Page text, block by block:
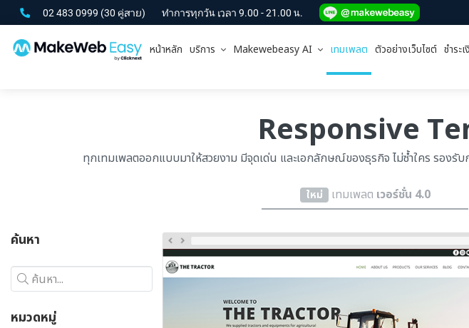
02 483 0999 (30 คู่สาย) ทำการทุกวัน เวลา 9.00 - 21.00 น.
หน้าหลัก บริการ Makewebeasy AI เทมเพลต ตัวอย่างเว็บไซต์ ชำระเ
Responsive
ทุกเทมเพลตออกแบบมาให้สวยงาม มีจุดเด่น และเอกลักษณ์ของธุรกิจ ไม่ซ้ำใคร รอ
ใหม่ เทมเพลต เวอร์ชั่น 4.0
ค้นหา
ค้นหา...
หมวดหมู่